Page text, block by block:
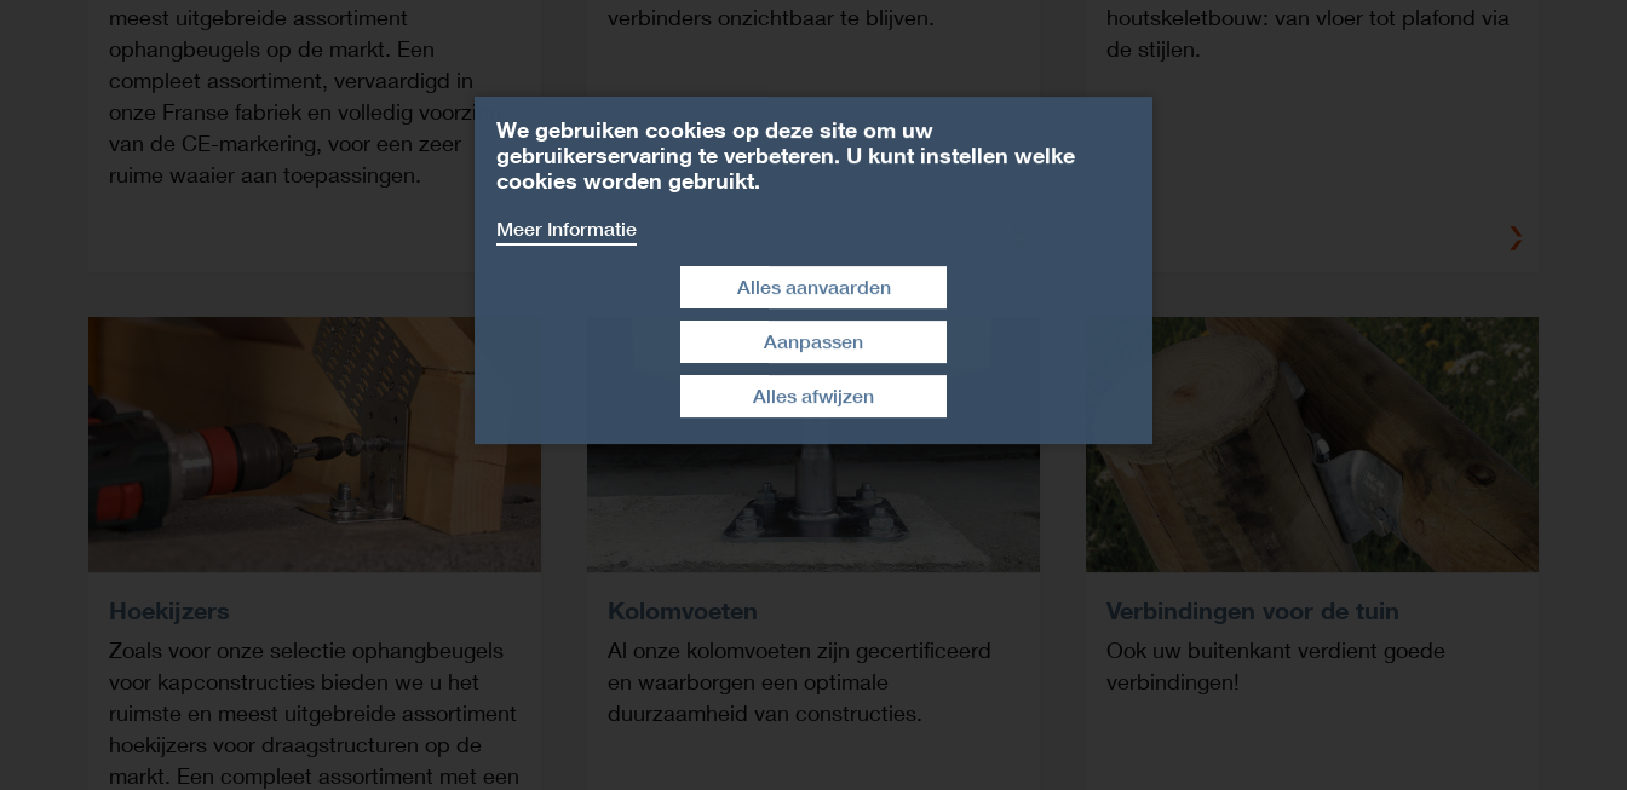
meest uitgebreide assortiment
ophangbeugels op de markt. Een
compleet assortiment, vervaardigd in
onze Franse fabriek en volledig voorzien
van de CE-markering, voor een zeer
ruime waaier aan toepassingen.
verbinders onzichtbaar te blijven.
houtskeletbouw: van vloer tot plafond via
de stijlen.
Hoekijzers
Zoals voor onze selectie ophangbeugels
voor kapconstructies bieden we u het
ruimste en meest uitgebreide assortiment
hoekijzers voor draagstructuren op de
markt. Een compleet assortiment met een
Kolomvoeten
Al onze kolomvoeten zijn gecertificeerd
en waarborgen een optimale
duurzaamheid van constructies.
Verbindingen voor de tuin
Ook uw buitenkant verdient goede
verbindingen!
We gebruiken cookies op deze site om uw
gebruikerservaring te verbeteren. U kunt instellen welke
cookies worden gebruikt.
Meer Informatie
Alles afwijzen
Alles aanvaarden
Toestemming intrekken
Aanpassen